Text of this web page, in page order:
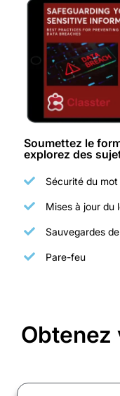
Soumettez le
explorez des
Sécurité du mot
Mises à jour du
Sauvegardes
Pare-feu
Obtenez